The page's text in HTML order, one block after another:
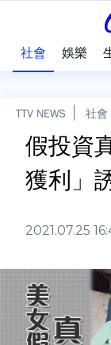
社會 娛樂
TTV NEWS 社會
假投資
獲利」
2021.07.25